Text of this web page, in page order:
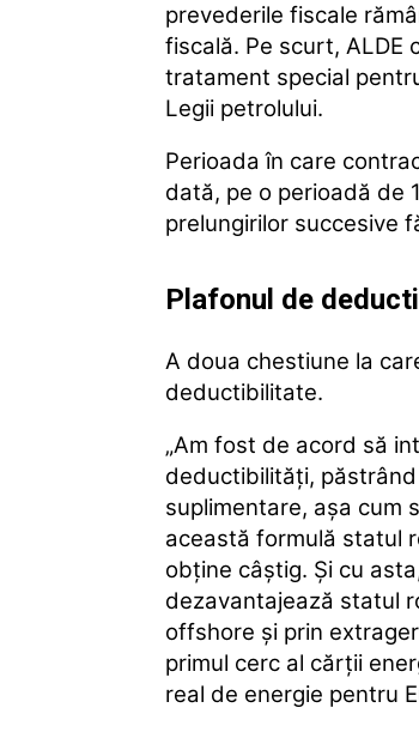
prevederile fiscale
fiscală. Pe scurt, ALDE
tratament special
Legii petrolului.
Perioada în care
dată, pe o perioadă de
prelungirilor succesive
Plafonul de
A doua chestiune la
deductibilitate.
„Am fost de acord să
deductibilităţi,
suplimentare, aşa cum
această formulă statul
obţine câştig. Şi cu
dezavantajează statul
offshore şi prin
primul cerc al cărţii
real de energie pentru